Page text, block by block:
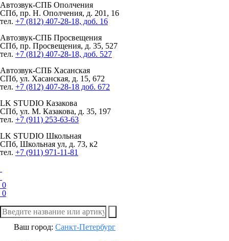
Автозвук-СПБ Ополчения
СПб, пр. Н. Ополчения, д. 201, 16
тел. +7 (812) 407-28-18, доб. 16
Автозвук-СПБ Просвещения
СПб, пр. Просвещения, д. 35, 527
тел. +7 (812) 407-28-18, доб. 527
Автозвук-СПБ Хасанская
СПб, ул. Хасанская, д. 15, 672
тел. +7 (812) 407-28-18 доб. 672
LK STUDIO Казакова
СПб, ул. М. Казакова, д. 35, 197
тел. +7 (911) 253-63-63
LK STUDIO Школьная
СПб, Школьная ул, д. 73, к2
тел. +7 (911) 971-11-81
0
0
Ваш город: Санкт-Петербург